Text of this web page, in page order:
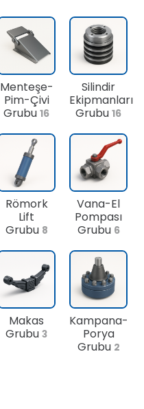
Menteşe-
Pim-Çivi
Grubu 16
Silindir
Ekipmanları
Grubu 16
Römork
Lift
Grubu 8
Vana-El
Pompası
Grubu 6
Makas
Grubu 3
Kampana-
Porya
Grubu 2